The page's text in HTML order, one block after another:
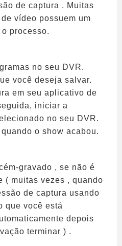
de captura . Muitas
vídeo possuem um
processo.
no seu DVR.
você deseja salvar.
em seu aplicativo de
iniciar a
no seu DVR.
o show acabou.
gravado , se não é
( muitas vezes , quando
de captura usando
que você está
depois
terminar ) .